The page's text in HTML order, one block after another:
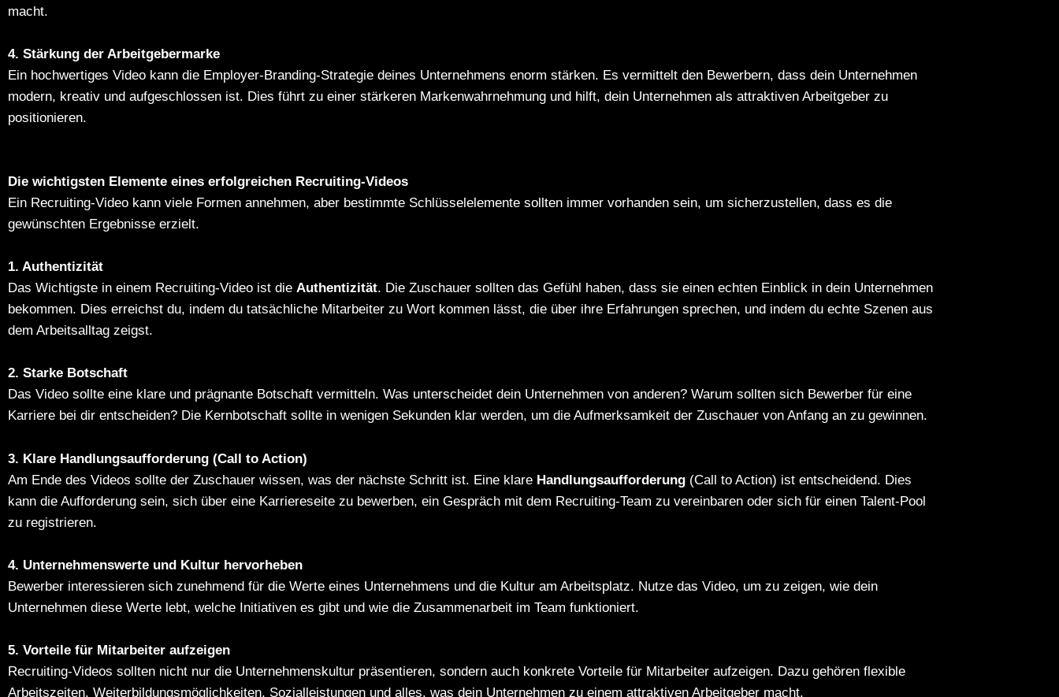
macht.
4. Stärkung der Arbeitgebermarke
Ein hochwertiges Video kann die Employer-Branding-Strategie deines Unternehmens enorm stärken. Es vermittelt den Bewerbern, dass dein Unternehmen
modern, kreativ und aufgeschlossen ist. Dies führt zu einer stärkeren Markenwahrnehmung und hilft, dein Unternehmen als attraktiven Arbeitgeber zu
positionieren.
Die wichtigsten Elemente eines erfolgreichen Recruiting-Videos
Ein Recruiting-Video kann viele Formen annehmen, aber bestimmte Schlüsselelemente sollten immer vorhanden sein, um sicherzustellen, dass es die
gewünschten Ergebnisse erzielt.
1. Authentizität
Das Wichtigste in einem Recruiting-Video ist die Authentizität. Die Zuschauer sollten das Gefühl haben, dass sie einen echten Einblick in dein Unternehmen
bekommen. Dies erreichst du, indem du tatsächliche Mitarbeiter zu Wort kommen lässt, die über ihre Erfahrungen sprechen, und indem du echte Szenen aus
dem Arbeitsalltag zeigst.
2. Starke Botschaft
Das Video sollte eine klare und prägnante Botschaft vermitteln. Was unterscheidet dein Unternehmen von anderen? Warum sollten sich Bewerber für eine
Karriere bei dir entscheiden? Die Kernbotschaft sollte in wenigen Sekunden klar werden, um die Aufmerksamkeit der Zuschauer von Anfang an zu gewinnen.
3. Klare Handlungsaufforderung (Call to Action)
Am Ende des Videos sollte der Zuschauer wissen, was der nächste Schritt ist. Eine klare Handlungsaufforderung (Call to Action) ist entscheidend. Dies
kann die Aufforderung sein, sich über eine Karriereseite zu bewerben, ein Gespräch mit dem Recruiting-Team zu vereinbaren oder sich für einen Talent-Pool
zu registrieren.
4. Unternehmenswerte und Kultur hervorheben
Bewerber interessieren sich zunehmend für die Werte eines Unternehmens und die Kultur am Arbeitsplatz. Nutze das Video, um zu zeigen, wie dein
Unternehmen diese Werte lebt, welche Initiativen es gibt und wie die Zusammenarbeit im Team funktioniert.
5. Vorteile für Mitarbeiter aufzeigen
Recruiting-Videos sollten nicht nur die Unternehmenskultur präsentieren, sondern auch konkrete Vorteile für Mitarbeiter aufzeigen. Dazu gehören flexible
Arbeitszeiten, Weiterbildungsmöglichkeiten, Sozialleistungen und alles, was dein Unternehmen zu einem attraktiven Arbeitgeber macht.